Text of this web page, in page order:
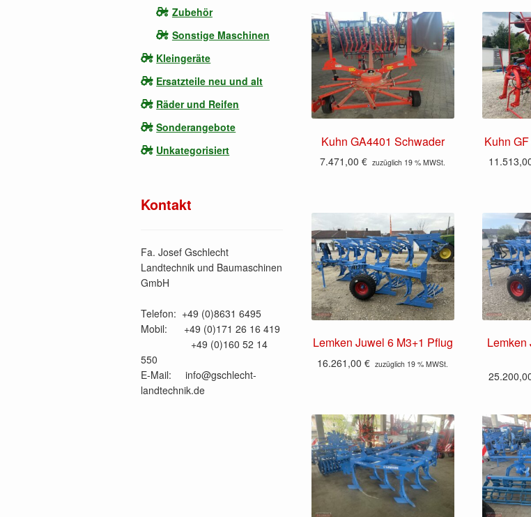
Kuhn GA4401 Schwader
7.471,00€ zuzüglich 19 % MWSt.
Kuhn
Lemken Juwel 6 M3+1 Pflug
16.261,00€ zuzüglich 19 % MWSt.
Lemken
Zubehör
Sonstige Maschinen
Kleingeräte
Ersatzteile neu und alt
Räder und Reifen
Sonderangebote
Unkategorisiert
Kontakt
Fa. Josef Gschlecht
Landtechnik und Baumaschinen
GmbH
Telefon: +49 (0)8631 6495
Mobil: +49 (0)171 26 16 419
+49 (0)160 52 14
550
E-Mail: info@gschlecht-
landtechnik.de